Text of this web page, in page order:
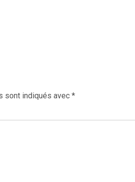
sont indiqués avec *